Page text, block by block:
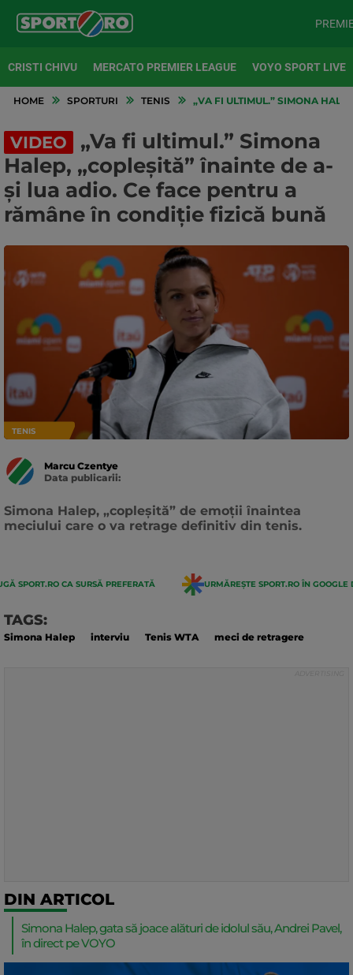
CRISTI CHIVU MERCATO PREMIER LEAGUE VOYO SPORT LIVE
HOME SPORTURI TENIS „VA FI ULTIMUL.” SIMONA
VIDEO
„Va fi ultimul.” Simona
Halep, „copleșită” înainte de a-
și lua adio. Ce face pentru a
rămâne în condiție fizică bună
TENIS
Marcu Czentye
Data publicarii:
Simona Halep, „copleșită” de emoții înaintea
meciului care o va retrage definitiv din tenis.
SPORT.RO CA SURSĂ PREFERATĂ URMĂREȘTE SPORT.RO ÎN GOOGLE
TAGS:
Simona Halep interviu Tenis WTA meci de retragere
DIN ARTICOL
Simona Halep, gata să joace alături de idolul său, Andrei Pavel,
în direct pe VOYO